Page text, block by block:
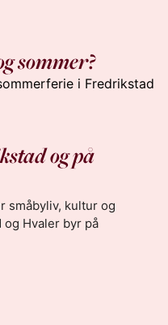
sommer?
i Fredrikstad
og på
småbyliv, kultur og
Hvaler byr på